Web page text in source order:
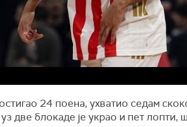
24 поена, ухватио седам
уз две блокаде је украо и пет лопти,